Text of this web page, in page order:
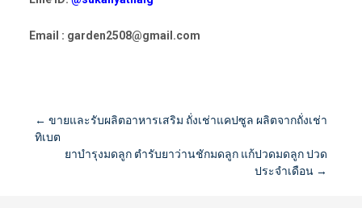
Email : garden2508@gmail.com
Post
← ขายและรับผลิตอาหารเสริม ถั่งเช่าแคปซูล ผลิตจากถั่งเช่า
ทิเบต
ยาบำรุงมดลูก ตำรับยาว่านชักมดลูก แก้ปวดมดลูก ปวด
ประจำเดือน →